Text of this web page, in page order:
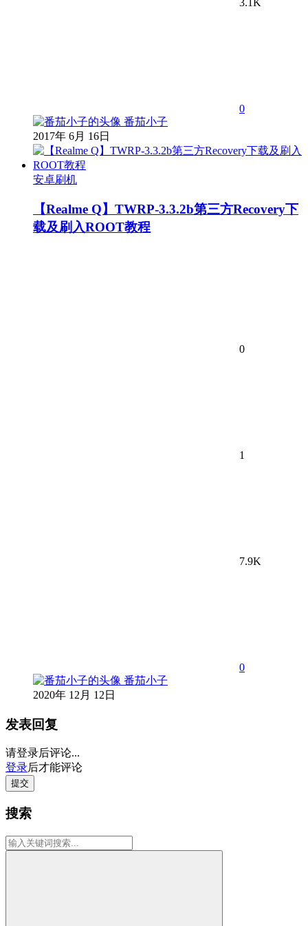
3.1K
0
番茄小子
2017年 6月 16日
安卓刷机
【Realme Q】TWRP-3.3.2b第三方Recovery下
载及刷入ROOT教程
0
1
7.9K
0
番茄小子
2020年 12月 12日
发表回复
请登录后评论...
登录后才能评论
提交
搜索